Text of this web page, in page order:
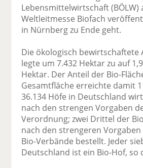
Lebensmittelwirtschaft (BÖLW)
Weltleitmesse Biofach
in Nürnberg zu Ende geht.
Die ökologisch bewirtschaftete
legte um 7.432 Hektar zu auf
Hektar. Der Anteil der Bio-
Gesamtfläche erreichte damit
36.134 Höfe in Deutschland
nach den strengen Vorgaben
Verordnung; zwei Drittel der
nach den strengeren
Bio-Verbände bestellt. Jeder
Deutschland ist ein Bio-Hof, so